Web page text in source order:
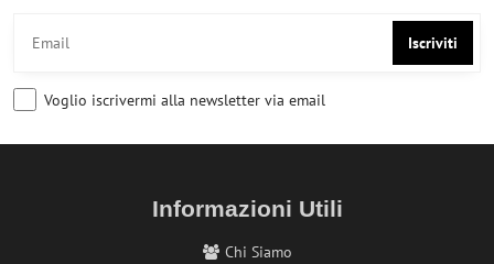
Iscriviti
Voglio iscrivermi alla newsletter via email
Informazioni Utili
Chi Siamo